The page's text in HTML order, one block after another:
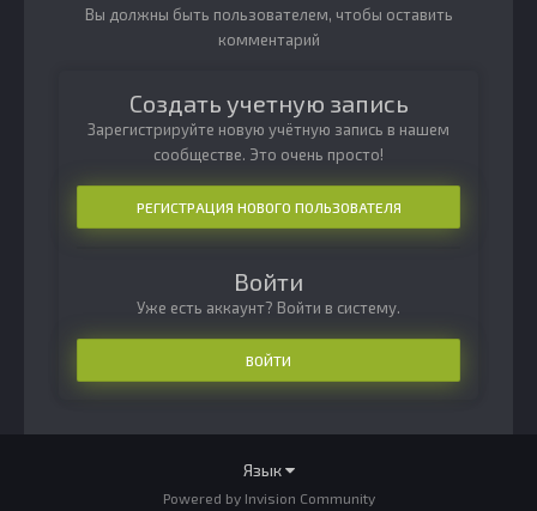
Вы должны быть пользователем, чтобы оставить
комментарий
Создать учетную запись
Зарегистрируйте новую учётную запись в нашем
сообществе. Это очень просто!
РЕГИСТРАЦИЯ НОВОГО ПОЛЬЗОВАТЕЛЯ
Войти
Уже есть аккаунт? Войти в систему.
ВОЙТИ
Язык
Powered by Invision Community